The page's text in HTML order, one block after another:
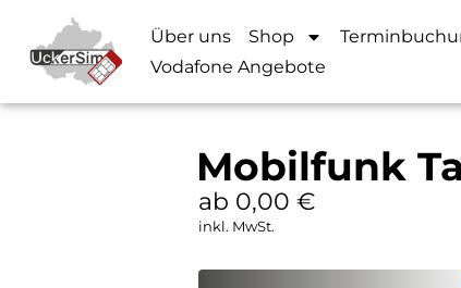
Über uns Shop
Vodafone Angebote
Mobilfunk
ab 0,00 €
inkl. MwSt.